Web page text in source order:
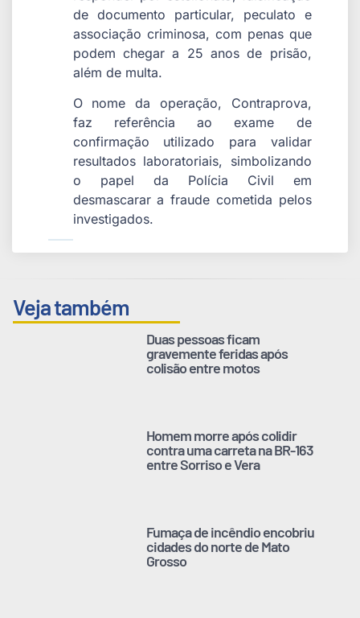
de documento particular, peculato e
associação criminosa, com penas que
podem chegar a 25 anos de prisão,
além de multa.
O nome da operação, Contraprova,
faz referência ao exame de
confirmação utilizado para validar
resultados laboratoriais, simbolizando
o papel da Polícia Civil em
desmascarar a fraude cometida pelos
investigados.
Veja também
Duas pessoas ficam
gravemente feridas após
colisão entre motos
Homem morre após colidir
contra uma carreta na BR-163
entre Sorriso e Vera
Fumaça de incêndio encobriu
cidades do norte de Mato
Grosso